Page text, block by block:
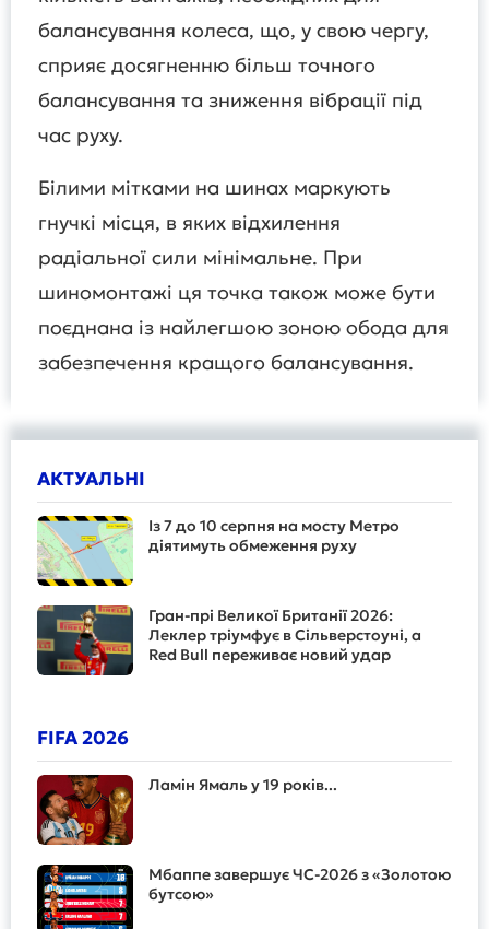
балансування колеса, що, у свою чергу,
сприяє досягненню більш точного
балансування та зниження вібрації під
час руху.
Білими мітками на шинах маркують
гнучкі місця, в яких відхилення
радіальної сили мінімальне. При
шиномонтажі ця точка також може бути
поєднана із найлегшою зоною обода для
забезпечення кращого балансування.
АКТУАЛЬНІ
Із 7 до 10 серпня на мосту Метро
діятимуть обмеження руху
Гран-прі Великої Британії 2026:
Леклер тріумфує в Сільверстоуні, а
Red Bull переживає новий удар
FIFA 2026
Ламін Ямаль у 19 років...
Мбаппе завершує ЧС-2026 з «Золотою
бутсою»